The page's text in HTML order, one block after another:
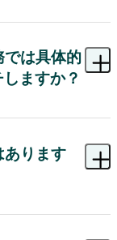
上でエムエム総
では具体的
ますか？
やフォローメー
す。
あります
任のカスタマー